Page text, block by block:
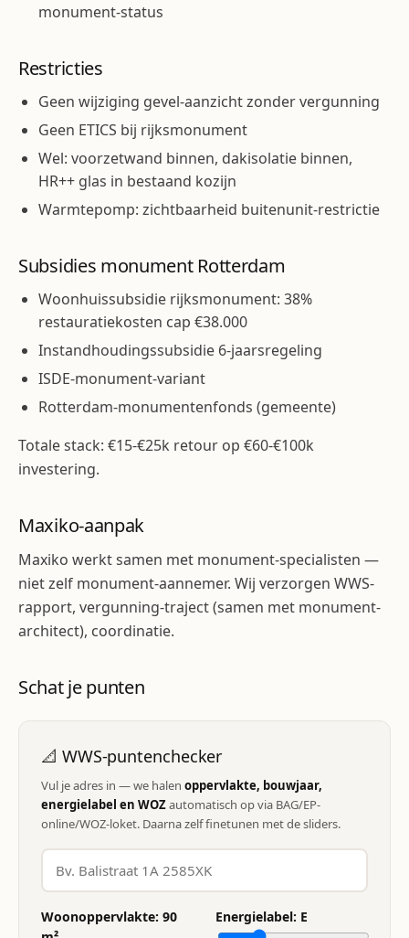
monument-status
Restricties
Geen wijziging gevel-aanzicht zonder vergunning
Geen ETICS bij rijksmonument
Wel: voorzetwand binnen, dakisolatie binnen,
HR++ glas in bestaand kozijn
Warmtepomp: zichtbaarheid buitenunit-restrictie
Subsidies monument Rotterdam
Woonhuissubsidie rijksmonument: 38%
restauratiekosten cap €38.000
Instandhoudingssubsidie 6-jaarsregeling
ISDE-monument-variant
Rotterdam-monumentenfonds (gemeente)
Totale stack: €15-€25k retour op €60-€100k
investering.
Maxiko-aanpak
Maxiko werkt samen met monument-specialisten —
niet zelf monument-aannemer. Wij verzorgen WWS-
rapport, vergunning-traject (samen met monument-
architect), coordinatie.
Schat je punten
📐 WWS-puntenchecker
Vul je adres in — we halen oppervlakte, bouwjaar,
energielabel en WOZautomatisch op via BAG/EP-
online/WOZ-loket. Daarna zelf finetunen met de sliders.
Woonoppervlakte: 90
Energielabel: E